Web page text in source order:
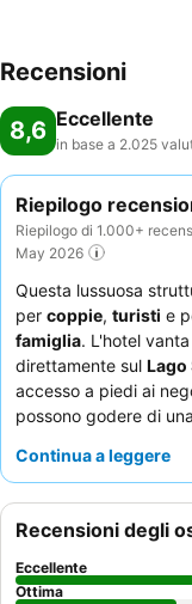
Recensioni
8,6 Eccellente
in base a 2.025
Riepilogo
Riepilogo di 1.000+
May 2026
Questa lussuosa
per coppie, turisti e
famiglia. L'hotel
direttamente sul Lago
accesso a piedi ai
possono godere di
riceve costantemente
che include
bosco, con la
un soggiorno più
richiedere una
Continua a leggere
Recensioni degli
Eccellente
Ottima